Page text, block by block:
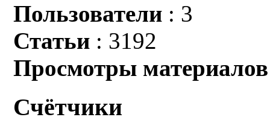
Пользователи : 3
Статьи : 3192
Просмотры материалов
Счётчики